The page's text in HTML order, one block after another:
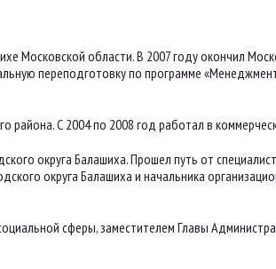
Московской области. В 2007 году окончил
переподготовку по программе
С 2004 по 2008 год работал в
округа Балашиха. Прошел путь от
округа Балашиха и начальника
сферы, заместителем Главы